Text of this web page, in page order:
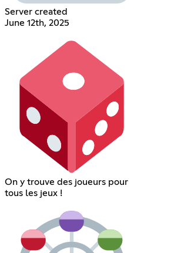
Server created
June 12th, 2025
On y trouve des joueurs pour
tous les jeux !